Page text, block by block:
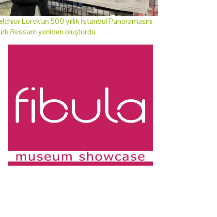
Lorck'un 500 yıllık İstanbul Panoramasını
Ressam yeniden oluşturdu